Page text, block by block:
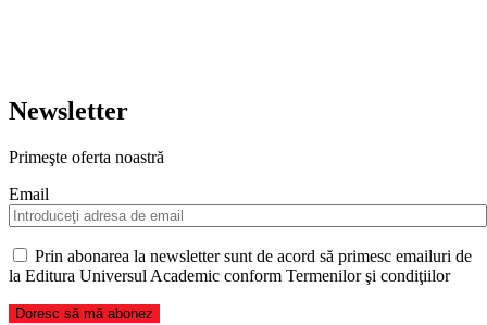
Newsletter
Primeşte oferta noastră
Email
Prin abonarea la newsletter sunt de acord să primesc emailuri de
la Editura Universul Academic conform Termenilor şi condiţiilor